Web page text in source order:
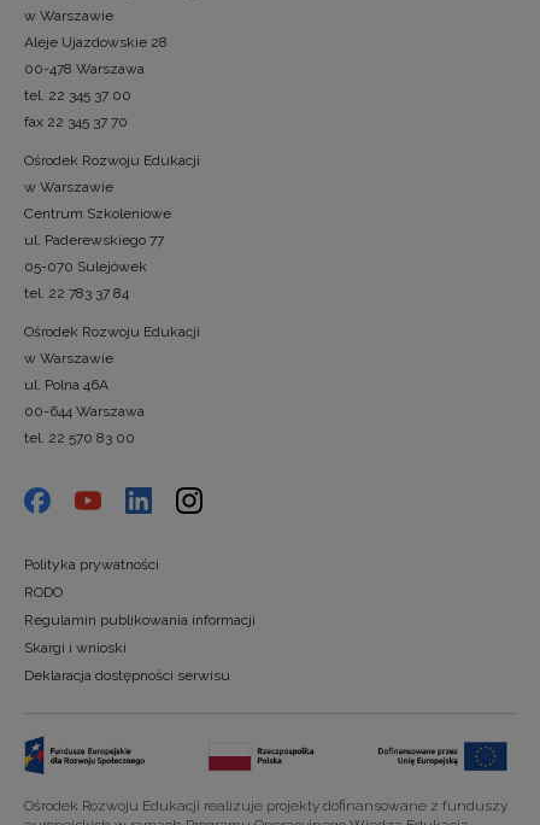
w Warszawie
Aleje Ujazdowskie 28
00-478 Warszawa
tel. 22 345 37 00
fax 22 345 37 70
Ośrodek Rozwoju Edukacji
w Warszawie
Centrum Szkoleniowe
ul. Paderewskiego 77
05-070 Sulejówek
tel. 22 783 37 84
Ośrodek Rozwoju Edukacji
w Warszawie
ul. Polna 46A
00-644 Warszawa
tel. 22 570 83 00
Polityka prywatności
RODO
Regulamin publikowania informacji
Skargi i wnioski
Deklaracja dostępności serwisu
Ośrodek Rozwoju Edukacji realizuje projekty dofinansowane z funduszy